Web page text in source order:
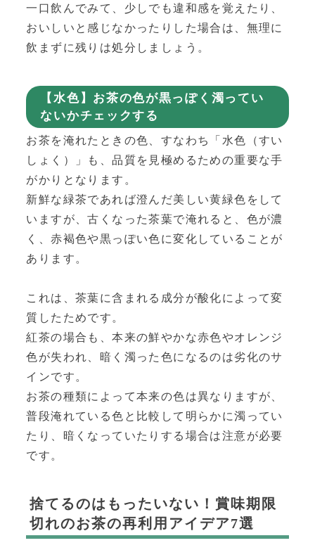
一口飲んでみて、少しでも違和感を覚えたり、
おいしいと感じなかったりした場合は、無理に
飲まずに残りは処分しましょう。
【水色】お茶の色が黒っぽく濁ってい
ないかチェックする
お茶を淹れたときの色、すなわち「水色（すい
しょく）」も、品質を見極めるための重要な手
がかりとなります。
新鮮な緑茶であれば澄んだ美しい黄緑色をして
いますが、古くなった茶葉で淹れると、色が濃
く、赤褐色や黒っぽい色に変化していることが
あります。
これは、茶葉に含まれる成分が酸化によって変
質したためです。
紅茶の場合も、本来の鮮やかな赤色やオレンジ
色が失われ、暗く濁った色になるのは劣化のサ
インです。
お茶の種類によって本来の色は異なりますが、
普段淹れている色と比較して明らかに濁ってい
たり、暗くなっていたりする場合は注意が必要
です。
捨てるのはもったいない！賞味期限
切れのお茶の再利用アイデア7選